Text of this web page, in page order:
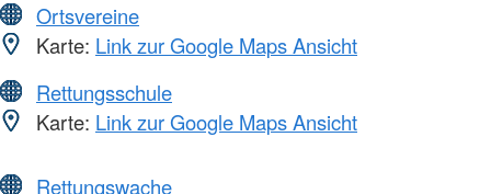
Ortsvereine
Karte: Link zur Google Maps Ansicht
Rettungsschule
Karte: Link zur Google Maps Ansicht
Rettungswache